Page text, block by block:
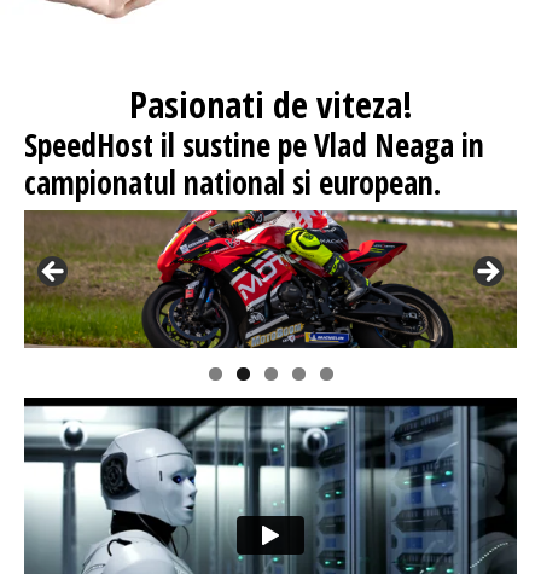
Pasionati de viteza!
SpeedHost il sustine pe Vlad Neaga in
campionatul national si european.